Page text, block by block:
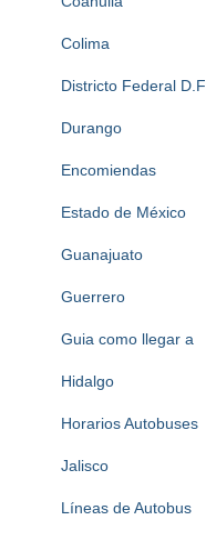
Colima
Districto Federal D.F
Durango
Encomiendas
Estado de México
Guanajuato
Guerrero
Guia como llegar a
Hidalgo
Horarios Autobuses
Jalisco
Líneas de Autobus